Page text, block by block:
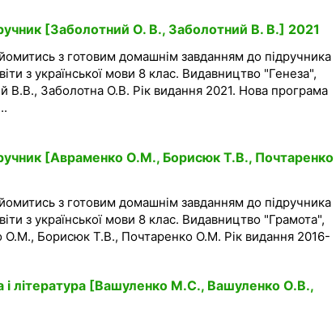
[Заболотний О. В., Заболотний В. В.] 2021
з готовим домашнім завданням до підручника
з української мови 8 клас. Видавництво "Генеза",
В.В., Заболотна О.В. Рік видання 2021. Нова програма
[Авраменко О.М., Борисюк Т.В., Почтаренко
з готовим домашнім завданням до підручника
з української мови 8 клас. Видавництво "Грамота",
О.М., Борисюк Т.В., Почтаренко О.М. Рік видання 2016-
і література [Вашуленко М.С., Вашуленко О.В.,